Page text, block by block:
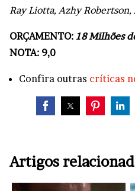
Ray Liotta, Azhy
ORÇAMENTO: 18 Milhões
NOTA: 9,0
Confira outras críticas
Artigos